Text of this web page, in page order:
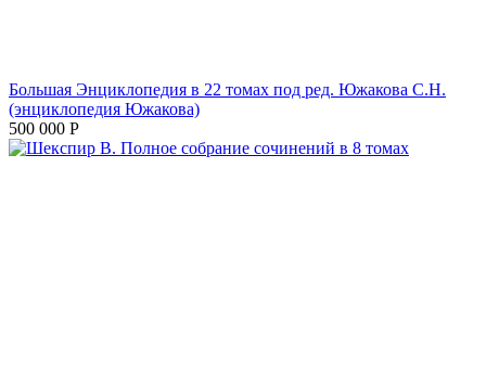
Большая Энциклопедия в 22 томах под ред. Южакова С.Н.
(энциклопедия Южакова)
500 000 Р